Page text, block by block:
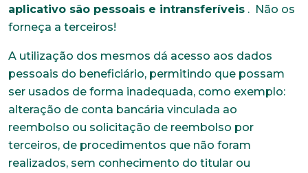
aplicativo são pessoais e intransferíveis . Não os
forneça a terceiros!
A utilização dos mesmos dá acesso aos dados
pessoais do beneficiário, permitindo que possam
ser usados de forma inadequada, como exemplo:
alteração de conta bancária vinculada ao
reembolso ou solicitação de reembolso por
terceiros, de procedimentos que não foram
realizados, sem conhecimento do titular ou